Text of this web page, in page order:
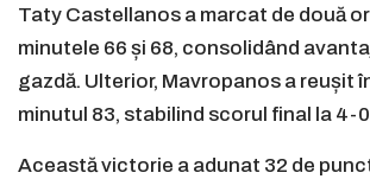
Taty Castellanos a marcat de două
minutele 66 și 68, consolidând
gazdă. Ulterior, Mavropanos a reușit
minutul 83, stabilind scorul final la 4-
Această victorie a adunat 32 de